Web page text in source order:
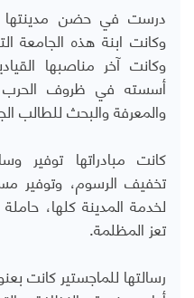
درست في حضن مدينتها
وكانت ابنة هذه الجامعة
وكانت آخر مناصبها
أسسته في ظروف الحرب
والمعرفة والبحث للطالب
كانت مبادراتها توفير
تخفيف الرسوم، وتوفير
لخدمة المدينة كلها،
تعز المظلمة.
رسالتها للماجستير كانت